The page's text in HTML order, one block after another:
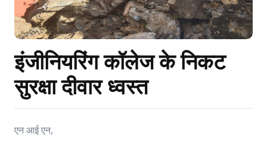
इंजीनियरिंग कॉलेज के निकट
सुरक्षा दीवार ध्वस्त
एन आई एन,